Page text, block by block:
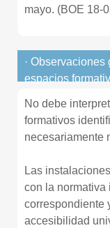
mayo. (BOE 18-
·
espacios
No debe
formativos
necesariamente
Las
con la normativa
correspondiente
accesibilidad